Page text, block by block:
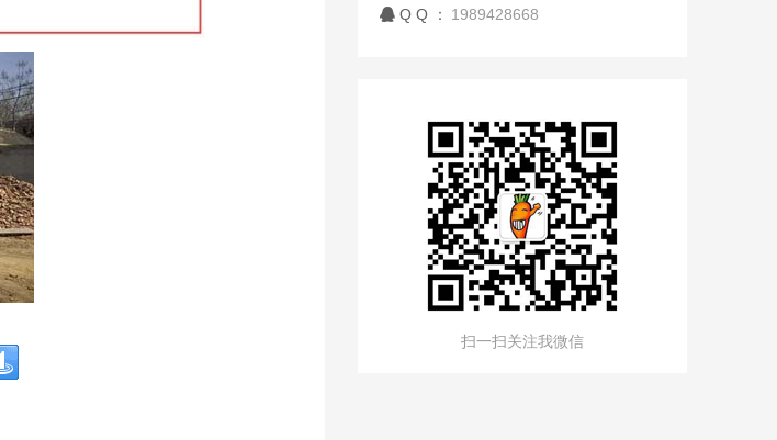
Q Q ：
1989428668
扫一扫关注我微信